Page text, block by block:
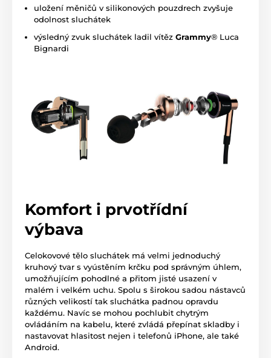
uložení měničů v silikonových pouzdrech zvyšuje
odolnost sluchátek
výsledný zvuk sluchátek ladil vítěz Grammy® Luca
Bignardi
Komfort i prvotřídní
výbava
Celokovové tělo sluchátek má velmi jednoduchý
kruhový tvar s vyústěním krčku pod správným úhlem,
umožňujícím pohodlné a přitom jisté usazení v
malém i velkém uchu. Spolu s širokou sadou nástavců
různých velikostí tak sluchátka padnou opravdu
každému. Navíc se mohou pochlubit chytrým
ovládáním na kabelu, které zvládá přepínat skladby i
nastavovat hlasitost nejen i telefonů iPhone, ale také
Android.